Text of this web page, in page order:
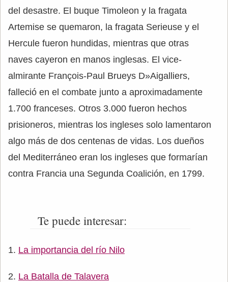
del desastre. El buque Timoleon y la fragata
Artemise se quemaron, la fragata Serieuse y el
Hercule fueron hundidas, mientras que otras
naves cayeron en manos inglesas. El vice-
almirante François-Paul Brueys D»Aigalliers,
falleció en el combate junto a aproximadamente
1.700 franceses. Otros 3.000 fueron hechos
prisioneros, mientras los ingleses solo lamentaron
algo más de dos centenas de vidas. Los dueños
del Mediterráneo eran los ingleses que formarían
contra Francia una Segunda Coalición, en 1799.
Te puede interesar:
La importancia del río Nilo
La Batalla de Talavera